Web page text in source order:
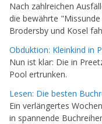
Nach zahlreichen
die bewährte
Brodersby und Kosel
Obduktion: Kleinkind in
Nun ist klar: Die in
Pool ertrunken.
Lesen: Die besten
Ein verlängertes
in spannende